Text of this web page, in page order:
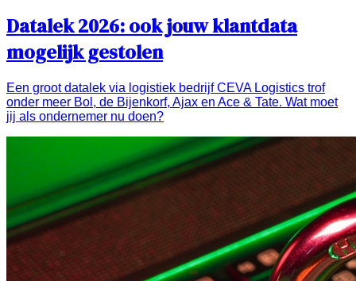
Datalek 2026: ook jouw klantdata
mogelijk gestolen
Een groot datalek via logistiek bedrijf CEVA Logistics trof
onder meer Bol, de Bijenkorf, Ajax en Ace & Tate. Wat moet
jij als ondernemer nu doen?